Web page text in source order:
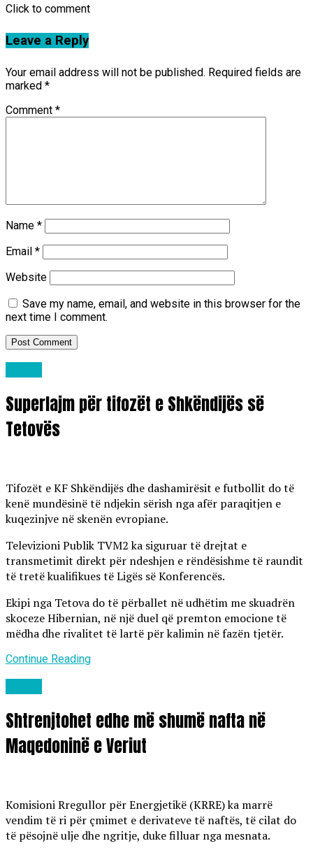
Click to comment
Leave a Reply
Your email address will not be published. Required fields are
marked *
Comment *
Name *
Email *
Website
Save my name, email, and website in this browser for the
next time I comment.
Superlajm për tifozët e Shkëndijës së
Tetovës
Tifozët e KF Shkëndijës dhe dashamirësit e futbollit do të
kenë mundësinë të ndjekin sërish nga afër paraqitjen e
kuqezinjve në skenën evropiane.
Televizioni Publik TVM2 ka siguruar të drejtat e
transmetimit direkt për ndeshjen e rëndësishme të raundit
të tretë kualifikues të Ligës së Konferencës.
Ekipi nga Tetova do të përballet në udhëtim me skuadrën
skoceze Hibernian, në një duel që premton emocione të
mëdha dhe rivalitet të lartë për kalimin në fazën tjetër.
Continue Reading
Shtrenjtohet edhe më shumë nafta në
Maqedoninë e Veriut
Komisioni Rregullor për Energjetikë (KRRE) ka marrë
vendim të ri për çmimet e derivateve të naftës, të cilat do
të pësojnë ulje dhe ngritje, duke filluar nga mesnata.